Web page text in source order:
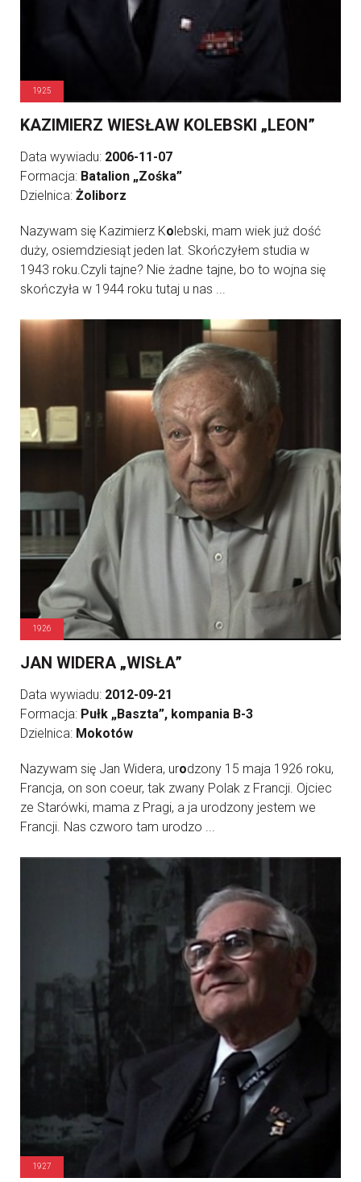
1925
KAZIMIERZ WIESŁAW KOLEBSKI „LEON”
Data wywiadu: 2006-11-07
Formacja: Batalion „Zośka”
Dzielnica: Żoliborz
Nazywam się Kazimierz Ko lebski, mam wiek już dość
duży, osiemdziesiąt jeden lat. Skończyłem studia w
1943 roku.Czyli tajne? Nie żadne tajne, bo to wojna się
skończyła w 1944 roku tutaj u nas ...
1926
JAN WIDERA „WISŁA”
Data wywiadu: 2012-09-21
Formacja: Pułk „Baszta”, kompania B-3
Dzielnica: Mokotów
Nazywam się Jan Widera, urodzony 15 maja 1926 roku,
Francja, on son coeur, tak zwany Polak z Francji. Ojciec
ze Starówki, mama z Pragi, a ja urodzony jestem we
Francji. Nas czworo tam urodzo ...
1927